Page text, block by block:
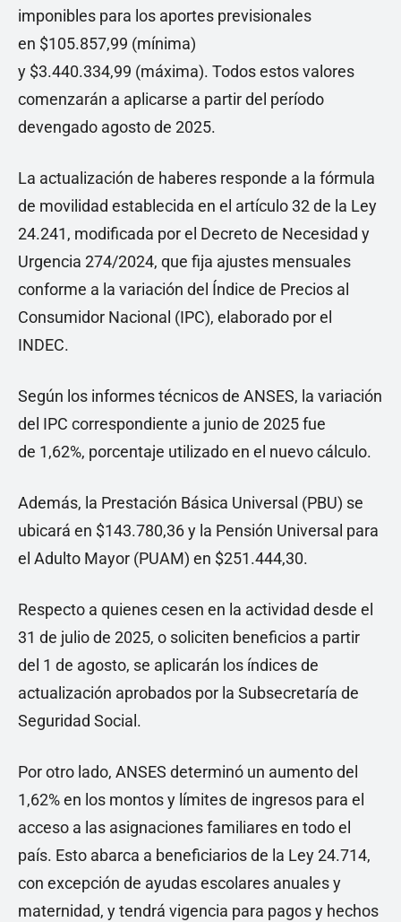
imponibles para los aportes previsionales
en $105.857,99 (mínima)
y $3.440.334,99 (máxima). Todos estos valores
comenzarán a aplicarse a partir del período
devengado agosto de 2025.
La actualización de haberes responde a la fórmula
de movilidad establecida en el artículo 32 de la Ley
24.241, modificada por el Decreto de Necesidad y
Urgencia 274/2024, que fija ajustes mensuales
conforme a la variación del Índice de Precios al
Consumidor Nacional (IPC), elaborado por el
INDEC.
Según los informes técnicos de ANSES, la variación
del IPC correspondiente a junio de 2025 fue
de 1,62%, porcentaje utilizado en el nuevo cálculo.
Además, la Prestación Básica Universal (PBU) se
ubicará en $143.780,36 y la Pensión Universal para
el Adulto Mayor (PUAM) en $251.444,30.
Respecto a quienes cesen en la actividad desde el
31 de julio de 2025, o soliciten beneficios a partir
del 1 de agosto, se aplicarán los índices de
actualización aprobados por la Subsecretaría de
Seguridad Social.
Por otro lado, ANSES determinó un aumento del
1,62% en los montos y límites de ingresos para el
acceso a las asignaciones familiares en todo el
país. Esto abarca a beneficiarios de la Ley 24.714,
con excepción de ayudas escolares anuales y
maternidad, y tendrá vigencia para pagos y hechos